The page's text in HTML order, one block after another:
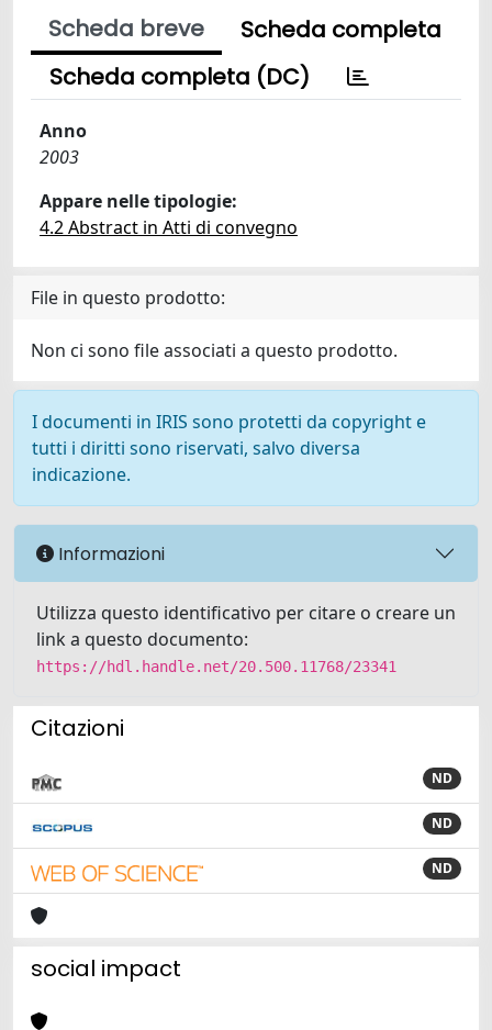
Scheda breve
Scheda completa
Scheda completa (DC)
Anno
2003
Appare nelle tipologie:
4.2 Abstract in Atti di convegno
File in questo prodotto:
Non ci sono file associati a questo prodotto.
I documenti in IRIS sono protetti da copyright e
tutti i diritti sono riservati, salvo diversa
indicazione.
Informazioni
Utilizza questo identificativo per citare o creare un
link a questo documento:
https://hdl.handle.net/20.500.11768/23341
Citazioni
ND
ND
ND
social impact